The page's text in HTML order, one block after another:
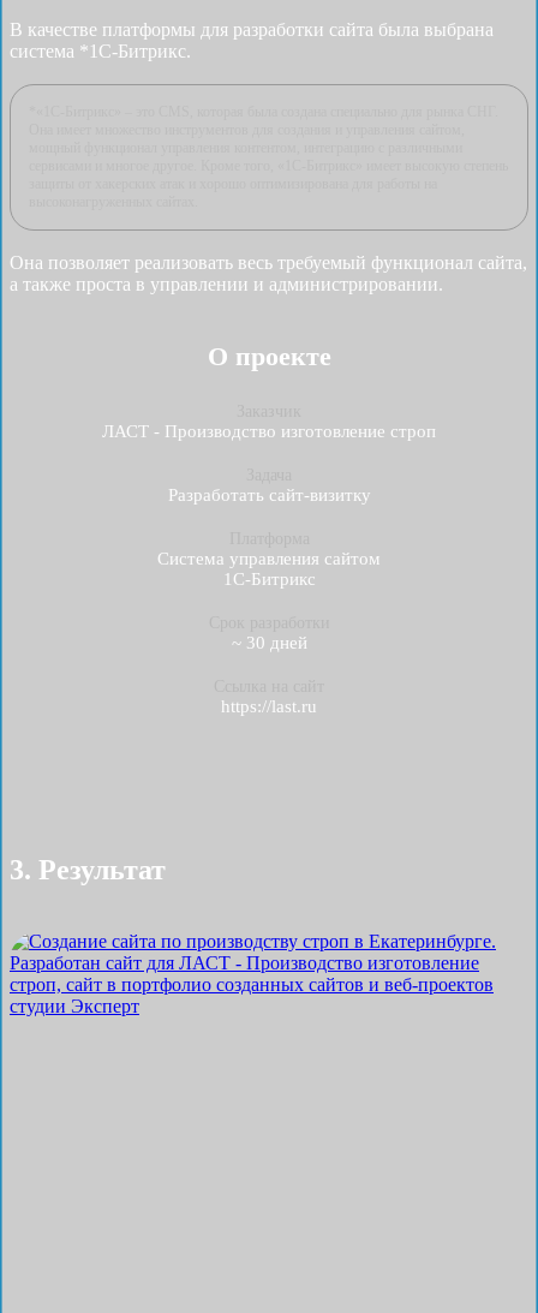
В качестве платформы для разработки сайта была выбрана
система *1С-Битрикс.
Она позволяет реализовать весь требуемый функционал сайта,
а также проста в управлении и администрировании.
О проекте
ЛАСТ - Производство изготовление строп
Разработать cайт-визитку
Система управления сайтом
1С-Битрикс
~ 30 дней
https://last.ru
3. Результат